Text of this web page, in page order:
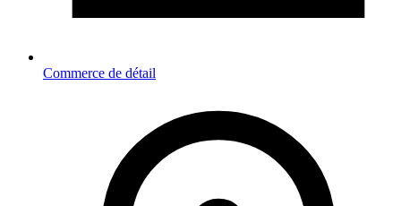
Commerce de détail